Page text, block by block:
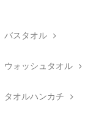
バスタオル
ウォッシュタオル
タオルハンカチ